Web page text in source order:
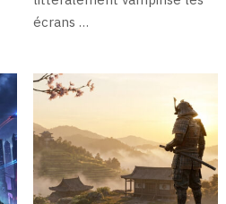
écrans …